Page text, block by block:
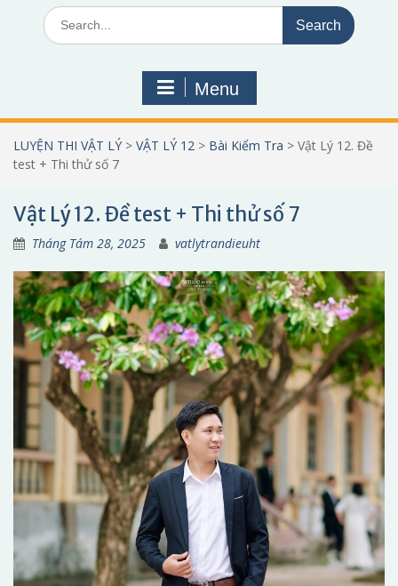
Search
for:
Menu
LUYỆN THI VẬT LÝ > VẬT LÝ 12 > Bài Kiểm Tra > Vật Lý 12. Đề
test + Thi thử số 7
Vật Lý 12. Đề test + Thi thử số 7
Tháng Tám 28, 2025 vatlytrandieuht